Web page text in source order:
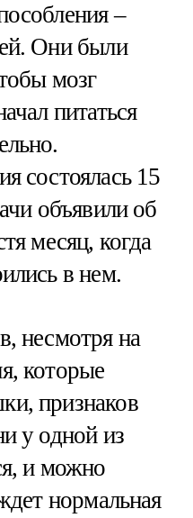
–
Они были
мозг
питаться
состоялась 15
объявили об
месяц, когда
в нем.
несмотря на
которые
признаков
у одной из
и можно
нормальная